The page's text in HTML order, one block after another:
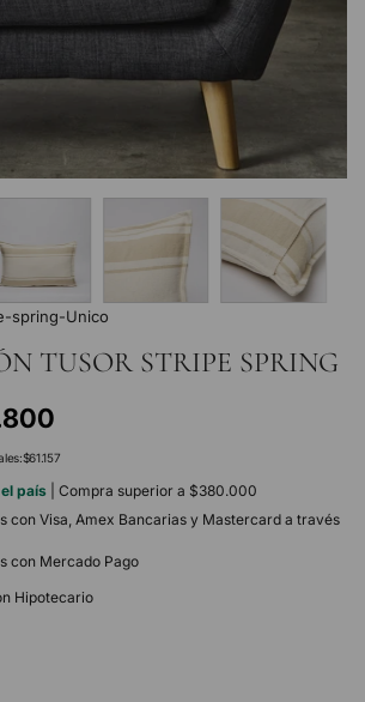
spring-Unico
TUSOR STRIPE SPRING
$61.157
país
| Compra superior a $380.000
con Visa, Amex Bancarias y Mastercard a través
con Mercado Pago
Hipotecario